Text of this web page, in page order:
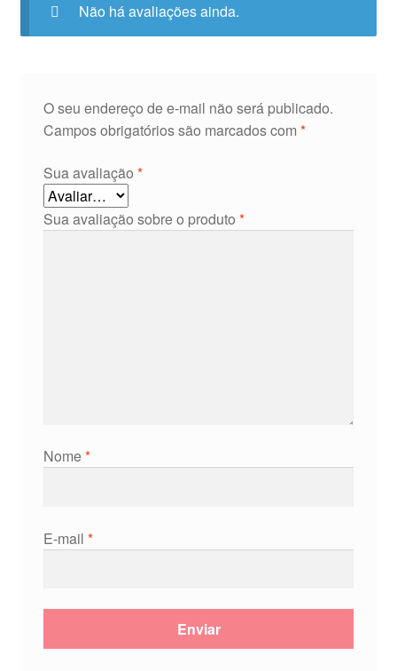
Não há avaliações ainda.
O seu endereço de e-mail não será publicado.
Campos obrigatórios são marcados com *
Sua avaliação *
Sua avaliação sobre o produto *
Nome*
E-mail *